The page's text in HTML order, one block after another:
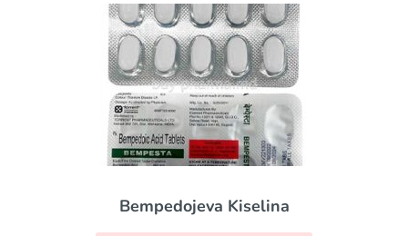
Bempedojeva Kiselina